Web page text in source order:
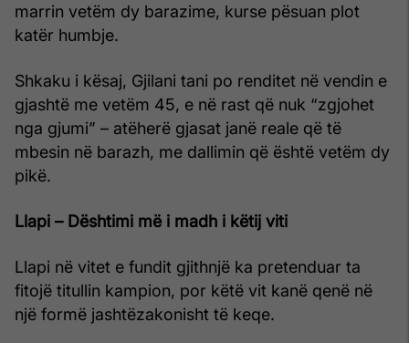
marrin vetëm dy barazime, kurse pësuan plot
katër humbje.
Shkaku i kësaj, Gjilani tani po renditet në vendin e
gjashtë me vetëm 45, e në rast që nuk “zgjohet
nga gjumi” – atëherë gjasat janë reale që të
mbesin në barazh, me dallimin që është vetëm dy
pikë.
Llapi – Dështimi më i madh i këtij viti
Llapi në vitet e fundit gjithnjë ka pretenduar ta
fitojë titullin kampion, por këtë vit kanë qenë në
një formë jashtëzakonisht të keqe.